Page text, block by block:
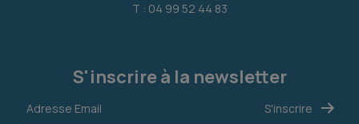
T : 04 99 52 44 83
S'inscrire à la newsletter